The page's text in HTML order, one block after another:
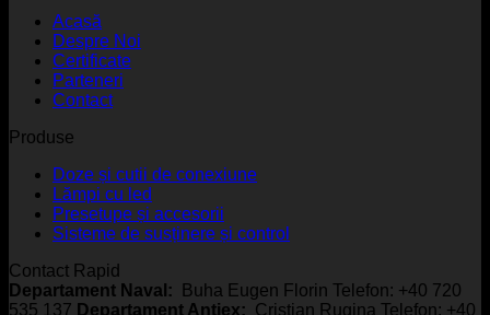
Acasă
Despre Noi
Certificate
Parteneri
Contact
Produse
Doze și cutii de conexiune
Lămpi cu led
Presetupe și accesorii
Sisteme de susținere și control
Contact Rapid
Departament Naval:
Buha Eugen Florin Telefon: +40 720
535 137 Departament Antiex: Cristian Rugina Telefon: +40